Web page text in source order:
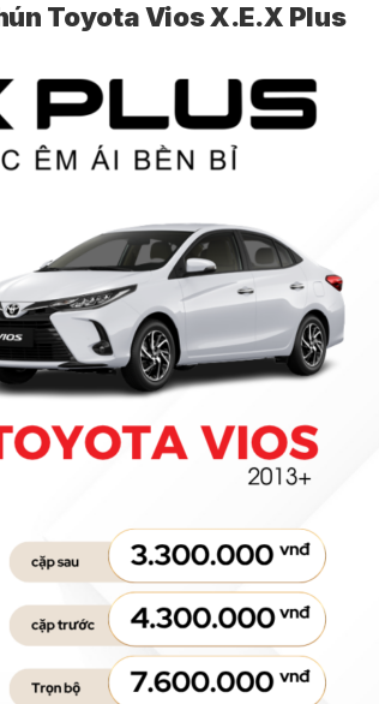
Toyota Vios X.E.X Plus